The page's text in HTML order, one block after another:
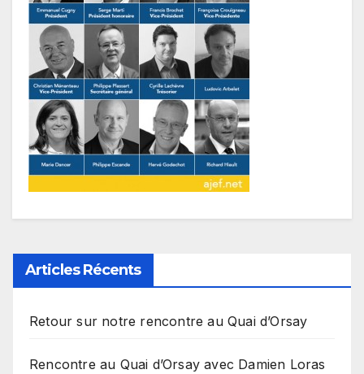
Articles Récents
Retour sur notre rencontre au Quai d’Orsay
Rencontre au Quai d’Orsay avec Damien Loras